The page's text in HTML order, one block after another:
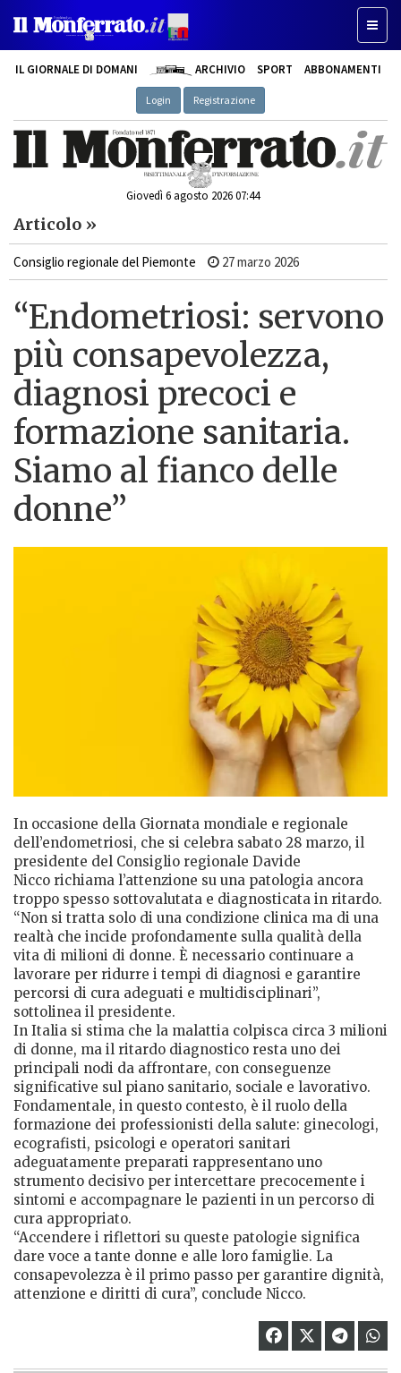
IL GIORNALE DI DOMANI ARCHIVIO SPORT ABBONAMENTI
Login Registrazione
Giovedì 6 agosto 2026 07:44
Articolo »
Consiglio regionale del Piemonte 27 marzo 2026
“Endometriosi: servono
più consapevolezza,
diagnosi precoci e
formazione sanitaria.
Siamo al fianco delle
donne”
In occasione della Giornata mondiale e regionale
dell’endometriosi, che si celebra sabato 28 marzo, il
presidente del Consiglio regionale Davide
Nicco richiama l’attenzione su una patologia ancora
troppo spesso sottovalutata e diagnosticata in ritardo.
“Non si tratta solo di una condizione clinica ma di una
realtà che incide profondamente sulla qualità della
vita di milioni di donne. È necessario continuare a
lavorare per ridurre i tempi di diagnosi e garantire
percorsi di cura adeguati e multidisciplinari”,
sottolinea il presidente.
In Italia si stima che la malattia colpisca circa 3 milioni
di donne, ma il ritardo diagnostico resta uno dei
principali nodi da affrontare, con conseguenze
significative sul piano sanitario, sociale e lavorativo.
Fondamentale, in questo contesto, è il ruolo della
formazione dei professionisti della salute: ginecologi,
ecografisti, psicologi e operatori sanitari
adeguatamente preparati rappresentano uno
strumento decisivo per intercettare precocemente i
sintomi e accompagnare le pazienti in un percorso di
cura appropriato.
“Accendere i riflettori su queste patologie significa
dare voce a tante donne e alle loro famiglie. La
consapevolezza è il primo passo per garantire dignità,
attenzione e diritti di cura”, conclude Nicco.